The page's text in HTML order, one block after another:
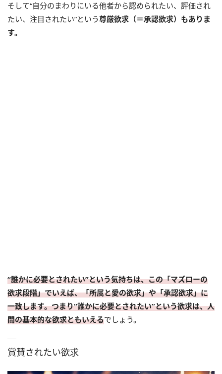
そして“自分のまわりにいる他者から認められたい、評価され
たい、注目されたい”という尊厳欲求（＝承認欲求）もありま
す。
“誰かに必要とされたい”という気持ちは、この「マズローの
欲求段階」でいえば、「所属と愛の欲求」や「承認欲求」に
一致します。つまり“誰かに必要とされたい”という欲求は、人
間の基本的な欲求ともいえるでしょう。
賞賛されたい欲求